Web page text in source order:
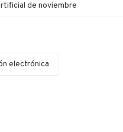
de noviembre
electrónica